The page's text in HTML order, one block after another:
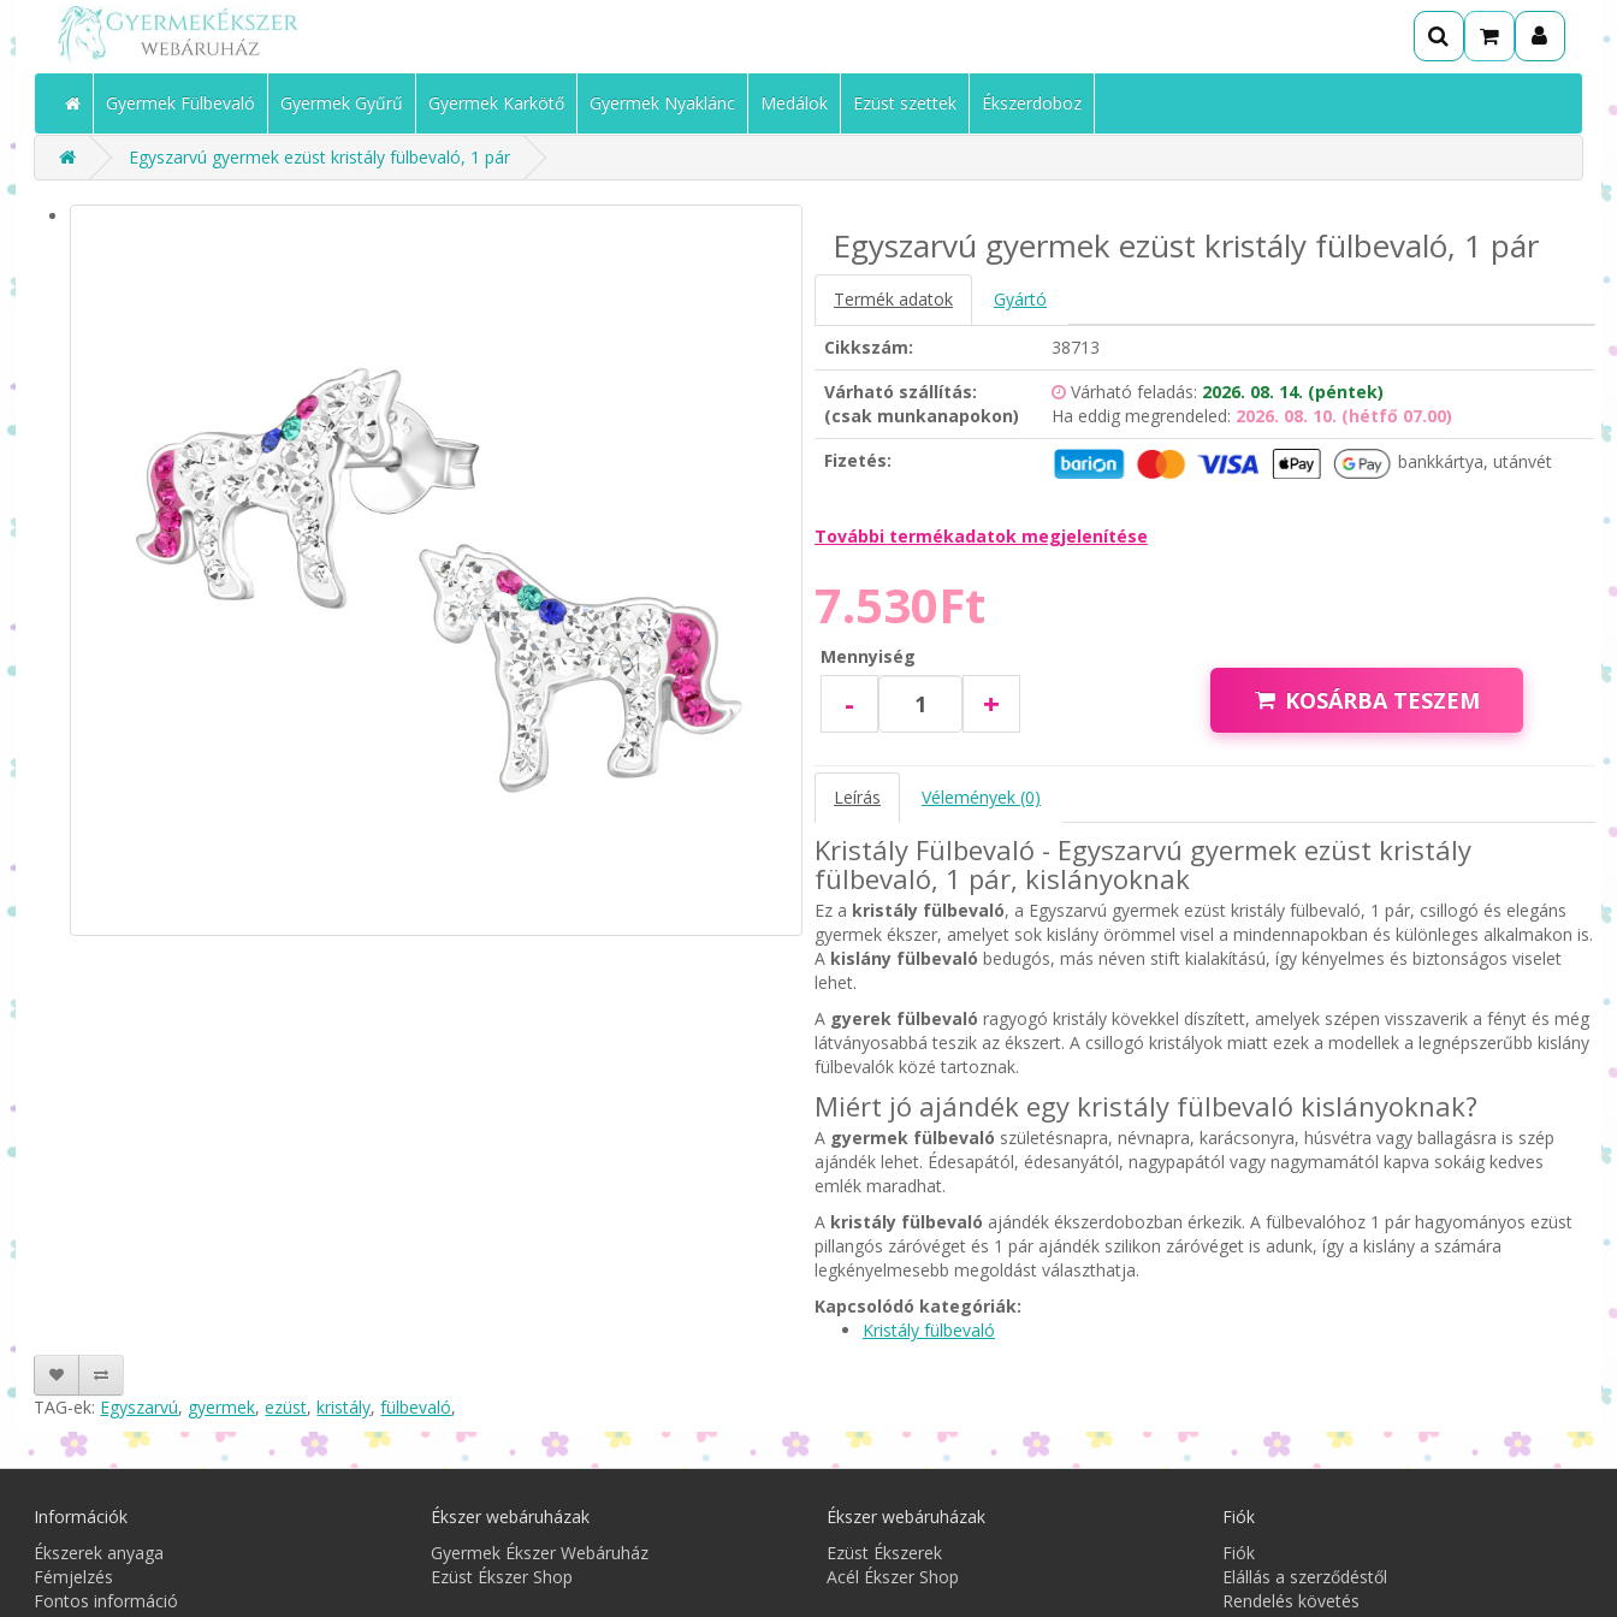
Gyermek Fülbevaló Gyermek Gyűrű Gyermek Karkötő Gyermek Nyaklánc Medálok Ezüst szettek Ékszerdoboz
Egyszarvú gyermek ezüst kristály fülbevaló, 1 pár
Egyszarvú gyermek ezüst kristály fülbevaló, 1 pár
Termék adatok Gyártó
Cikkszám:
38713
Várható szállítás:
(csak munkanapokon)
Várható feladás: 2026. 08. 14. (péntek)
Ha eddig megrendeled: 2026. 08. 10. (hétfő 07.00)
Fizetés:
bankkártya, utánvét
További termékadatok megjelenítése
7.530Ft
Mennyiség
- + KOSÁRBA TESZEM
Leírás Vélemények (0)
Kristály Fülbevaló - Egyszarvú gyermek ezüst kristály
fülbevaló, 1 pár, kislányoknak
Ez a kristály fülbevaló, a Egyszarvú gyermek ezüst kristály fülbevaló, 1 pár, csillogó és elegáns
gyermek ékszer, amelyet sok kislány örömmel visel a mindennapokban és különleges alkalmakon is.
A kislány fülbevaló bedugós, más néven stift kialakítású, így kényelmes és biztonságos viselet
lehet.
A gyerek fülbevaló ragyogó kristály kövekkel díszített, amelyek szépen visszaverik a fényt és még
látványosabbá teszik az ékszert. A csillogó kristályok miatt ezek a modellek a legnépszerűbb kislány
fülbevalók közé tartoznak.
Miért jó ajándék egy kristály fülbevaló kislányoknak?
A gyermek fülbevaló születésnapra, névnapra, karácsonyra, húsvétra vagy ballagásra is szép
ajándék lehet. Édesapától, édesanyától, nagypapától vagy nagymamától kapva sokáig kedves
emlék maradhat.
A kristály fülbevaló ajándék ékszerdobozban érkezik. A fülbevalóhoz 1 pár hagyományos ezüst
pillangós záróvéget és 1 pár ajándék szilikon záróvéget is adunk, így a kislány a számára
legkényelmesebb megoldást választhatja.
Kapcsolódó kategóriák:
Kristály fülbevaló
TAG-ek: Egyszarvú, gyermek,ezüst,kristály,fülbevaló,
Információk
Ékszerek anyaga
Fémjelzés
Fontos információ
Ékszer webáruházak
Gyermek Ékszer Webáruház
Ezüst Ékszer Shop
Ékszer webáruházak
Ezüst Ékszerek
Acél Ékszer Shop
Fiók
Fiók
Elállás a szerződéstől
Rendelés követés